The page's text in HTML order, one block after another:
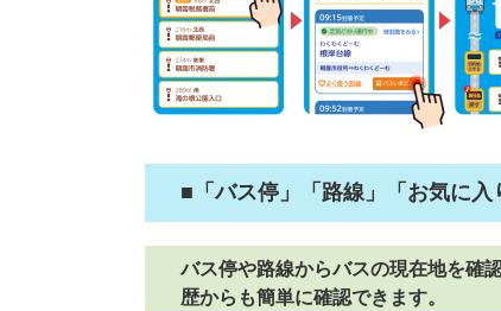
■「バス停」「路線」「お気に
バス停や路線からバスの現在地を確
歴からも簡単に確認できます。